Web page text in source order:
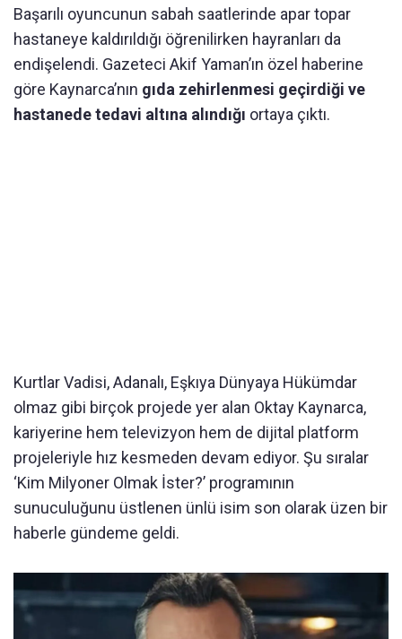
Başarılı oyuncunun sabah saatlerinde apar topar
hastaneye kaldırıldığı öğrenilirken hayranları da
endişelendi. Gazeteci Akif Yaman’ın özel haberine
göre Kaynarca’nın gıda zehirlenmesi geçirdiği ve
hastanede tedavi altına alındığı ortaya çıktı.
Kurtlar Vadisi, Adanalı, Eşkıya Dünyaya Hükümdar
olmaz gibi birçok projede yer alan Oktay Kaynarca,
kariyerine hem televizyon hem de dijital platform
projeleriyle hız kesmeden devam ediyor. Şu sıralar
‘Kim Milyoner Olmak İster?’ programının
sunuculuğunu üstlenen ünlü isim son olarak üzen bir
haberle gündeme geldi.